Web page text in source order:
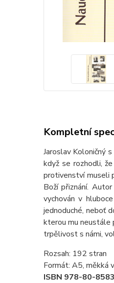
Kompletní
Jaroslav Koloničný
když se rozhodli,
protivenství museli
Boží přiznání.
vychován v
jednoduché, neboť
kterou mu neustále
trpělivost s námi,
Rozsah: 192 stran
Formát: A5, měkká
ISBN 978-80-